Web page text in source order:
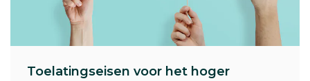
Toelatingseisen voor het hoger